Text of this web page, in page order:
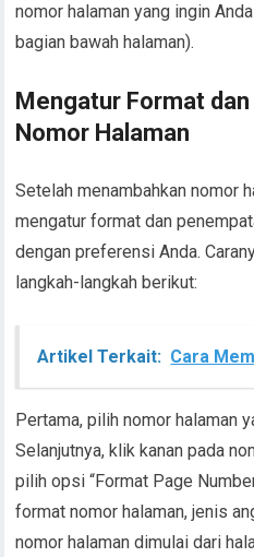
nomor halaman yang ingin
bagian bawah halaman).
Mengatur Format
Nomor Halaman
Setelah menambahkan nomor
mengatur format dan
dengan preferensi Anda.
langkah-langkah berikut:
Artikel Terkait: Cara
Pertama, pilih nomor halaman
Selanjutnya, klik kanan pada
pilih opsi “Format Page
format nomor halaman, jenis
nomor halaman dimulai dari